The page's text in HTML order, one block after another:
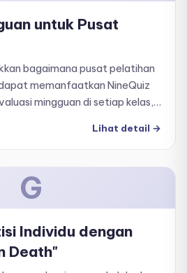
untuk Pusat
bagaimana pusat pelatihan
memanfaatkan NineQuiz
mingguan di setiap kelas,
kualitas pelatihan
Lihat detail →
G
Individu dengan
Death"